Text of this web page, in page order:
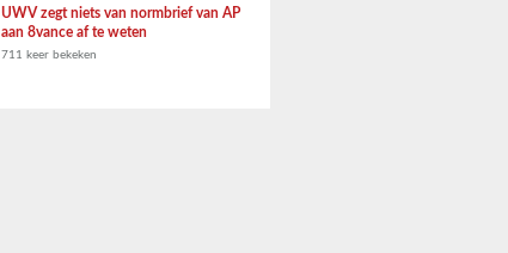
UWV zegt niets van normbrief van AP
aan 8vance af te weten
711 keer bekeken